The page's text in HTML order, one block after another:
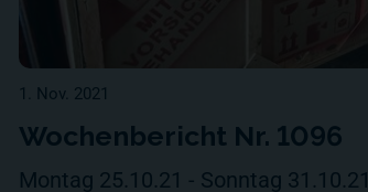
1. Nov. 2021
Wochenbericht Nr. 1096
Montag 25.10.21 - Sonntag 31.10.21